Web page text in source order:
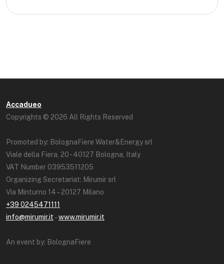
Accadueo
Copyrights © 2026 All Rights Reserved
Promoted by: BolognaFiere Water&Energy srl
Viale della Fiera, 20 - 40127 Bologna, Italy
VAT Number 03953511205
Organizing Secretariat: Mirumir srl
Via Minturno 14 – 20127 Milano
+39 0245471111
info@mirumir.it–www.mirumir.it
An event by: BolognaFiere